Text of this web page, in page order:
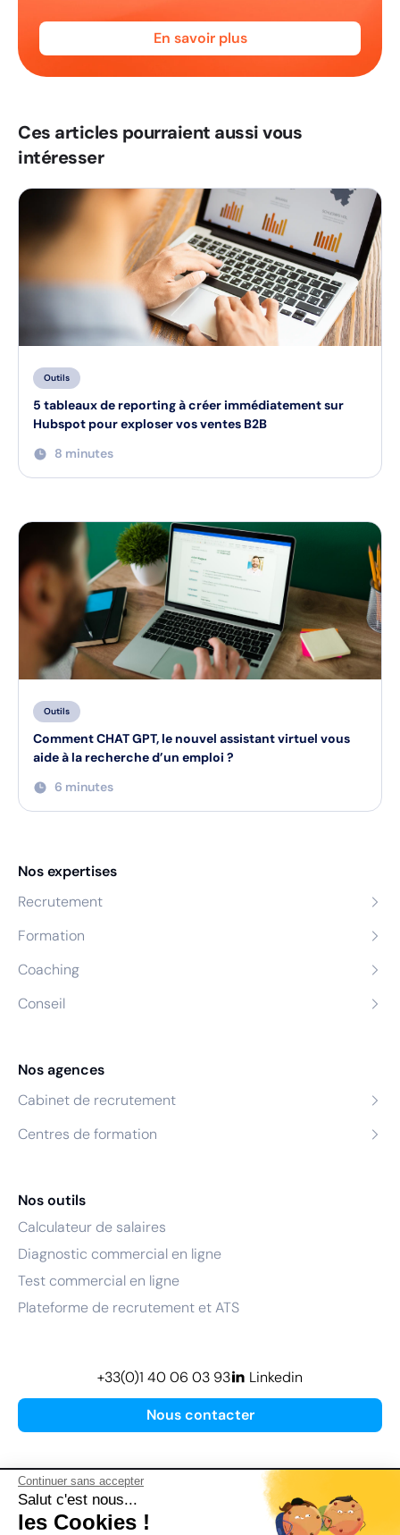
Continuer sans accepter
Salut c'est nous...
les Cookies !
En savoir plus
Ces articles pourraient aussi vous
intéresser
Outils
5 tableaux de reporting à créer immédiatement sur
Hubspot pour exploser vos ventes B2B
8 minutes
Outils
Comment CHAT GPT, le nouvel assistant virtuel vous
aide à la recherche d’un emploi ?
6 minutes
Nos expertises
Recrutement
Formation
Coaching
Conseil
Nos agences
Cabinet de recrutement
Centres de formation
Nos outils
Calculateur de salaires
Diagnostic commercial en ligne
Test commercial en ligne
Plateforme de recrutement et ATS
Nous contacter
+33(0)1 40 06 03 93 Linkedin